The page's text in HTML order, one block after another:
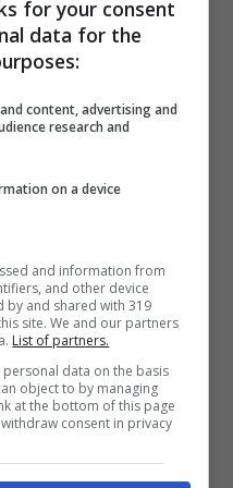
“che non si può
della
salvezza, che è il
Cellino.
non poco Balotelli,
D’altronde,
della città che lo
legatissimo. Per
vorrebbe che
seriamente in
for your consent
data for the
content, advertising and
research and
on a device
and information from
and other device
by and shared with 319
site. We and our partners
List of partners.
data on the basis
object to by managing
at the bottom of this page
consent in privacy